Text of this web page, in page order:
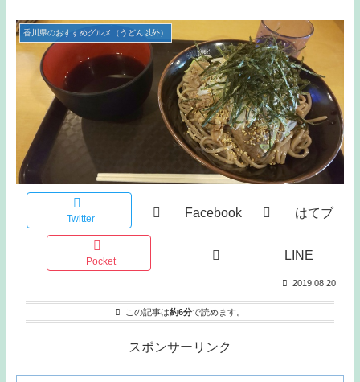
香川県のおすすめグルメ（うどん以外）
Twitter Facebook はてブ
Pocket LINE
2019.08.20
この記事は約6分で読めます。
スポンサーリンク